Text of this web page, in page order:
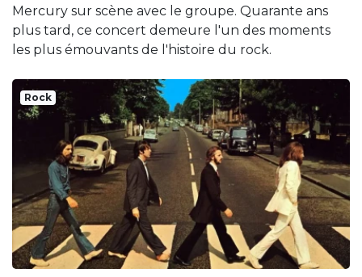
Mercury sur scène avec le groupe. Quarante ans
plus tard, ce concert demeure l'un des moments
les plus émouvants de l'histoire du rock.
Rock